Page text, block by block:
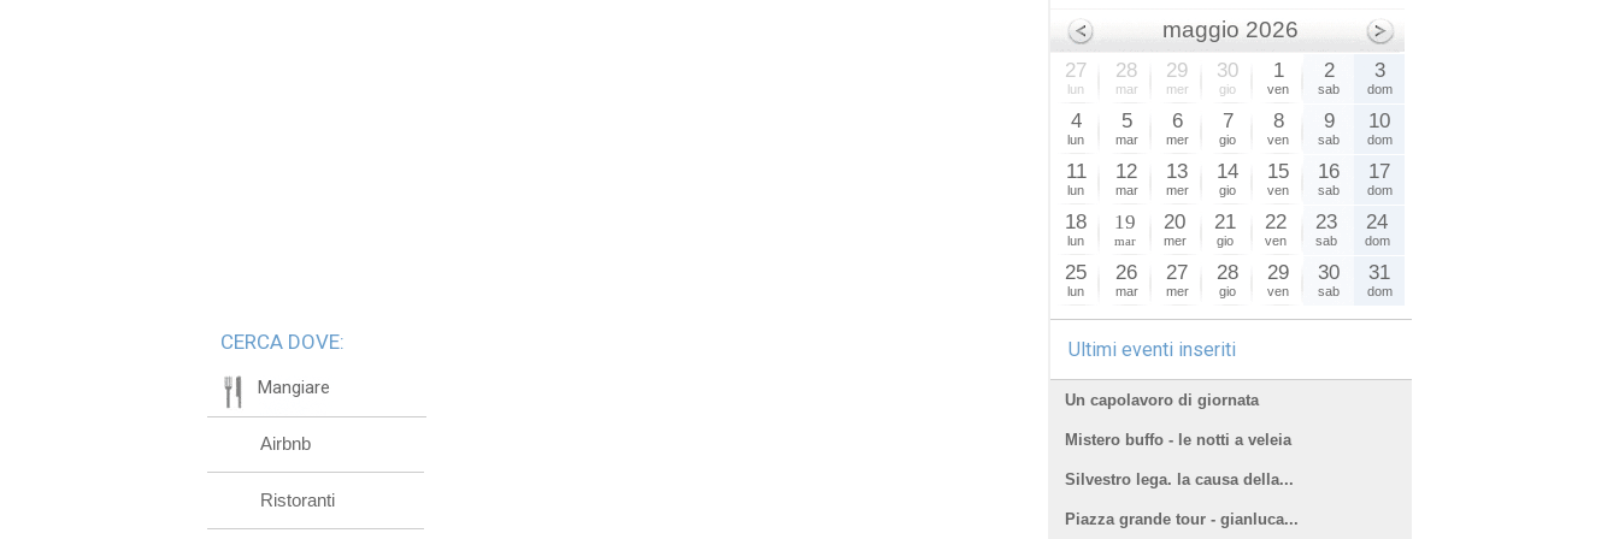
CERCA DOVE:
Mangiare
Airbnb
Ristoranti
maggio 2026
27
lun
28
mar
29
mer
30
gio
1
ven
2
sab
3
dom
4
lun
5
mar
6
mer
7
gio
8
ven
9
sab
10
dom
11
lun
12
mar
13
mer
14
gio
15
ven
16
sab
17
dom
18
lun
19
mar
20
mer
21
gio
22
ven
23
sab
24
dom
25
lun
26
mar
27
mer
28
gio
29
ven
30
sab
31
dom
Ultimi eventi inseriti
Un capolavoro di giornata
Mistero buffo - le notti a veleia
Silvestro lega. la causa della...
Piazza grande tour - gianluca...